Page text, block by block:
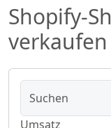
Shopify-
verkaufen
Umsatz